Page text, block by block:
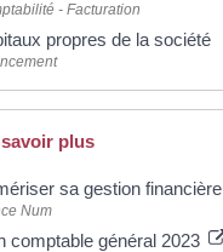
- Facturation
propres de la société
plus
sa gestion financière
Num
comptable général 2023